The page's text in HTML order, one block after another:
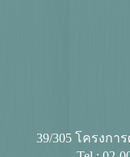
39/305 โครงก